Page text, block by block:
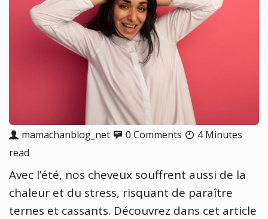
mamachanblog_net 0 Comments
4 Minutes
read
Avec l’été, nos cheveux souffrent aussi de la
chaleur et du stress, risquant de paraître
ternes et cassants. Découvrez dans cet article